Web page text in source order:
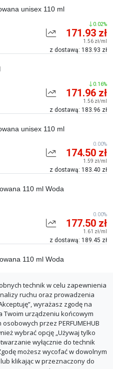
unisex 110 ml
171.93 zł
1.56 zł/ml
z dostawą: 183.93 zł
0.02%
171.96 zł
1.56 zł/ml
z dostawą: 183.96 zł
0.16%
unisex 110 ml
174.50 zł
1.59 zł/ml
z dostawą: 183.40 zł
0.00%
110 ml Woda
177.50 zł
1.61 zł/ml
z dostawą: 189.45 zł
0.00%
110 ml Woda
177.71 zł
z dostawą: 189.66 zł
0.00%
technik w celu zapewnienia
ruchu oraz prowadzenia
wyrażasz zgodę na
urządzeniu końcowym
przez PERFUMEHUB
wybrać opcję „Używaj tylko
wyłącznie do technik
możesz wycofać w dowolnym
klikając w przeznaczony do